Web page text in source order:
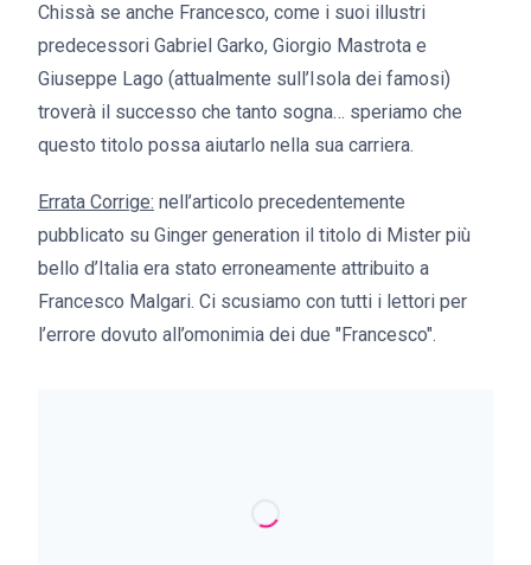
Chissà se anche Francesco, come i suoi illustri
predecessori Gabriel Garko, Giorgio Mastrota e
Giuseppe Lago (attualmente sull’Isola dei famosi)
troverà il successo che tanto sogna… speriamo che
questo titolo possa aiutarlo nella sua carriera.
Errata Corrige: nell’articolo precedentemente
pubblicato su Ginger generation il titolo di Mister più
bello d’Italia era stato erroneamente attribuito a
Francesco Malgari. Ci scusiamo con tutti i lettori per
l’errore dovuto all’omonimia dei due "Francesco".